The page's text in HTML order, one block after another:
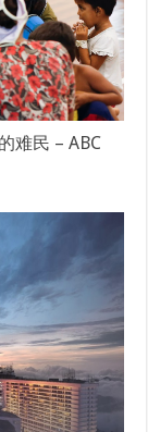
难民 – ABC